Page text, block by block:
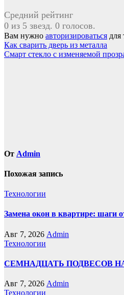
Средний рейтинг
0 из 5 звезд. 0 голосов.
Вам нужно авторизироваться для
Навигация
по
Как сварить дверь из металла
Смарт стекло с изменяемой
От Admin
Похожая запись
Технологии
Замена окон в квартире: шаги
Авг 7, 2026 Admin
Технологии
СЕМНАДЦАТЬ ПОДВЕСОВ
Авг 7, 2026 Admin
Технологии